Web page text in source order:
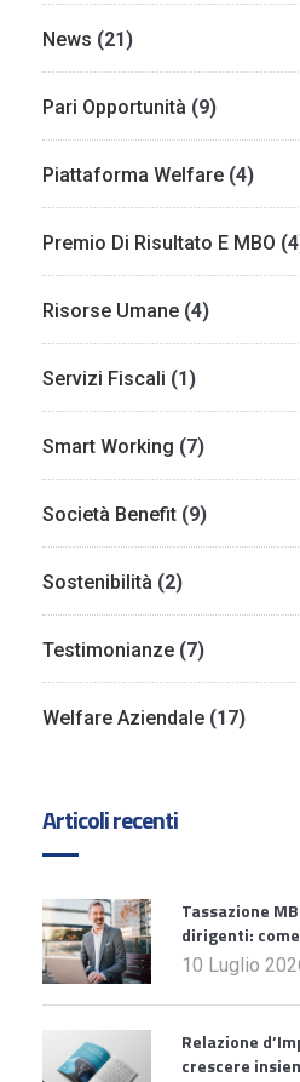
News (21)
Pari Opportunità (9)
Piattaforma Welfare (4)
Premio Di Risultato E MBO
Risorse Umane (4)
Servizi Fiscali (1)
Smart Working (7)
Società Benefit (9)
Sostenibilità (2)
Testimonianze (7)
Welfare Aziendale (17)
Articoli recenti
Tassazione
dirigenti:
10 Luglio
Relazione
crescere